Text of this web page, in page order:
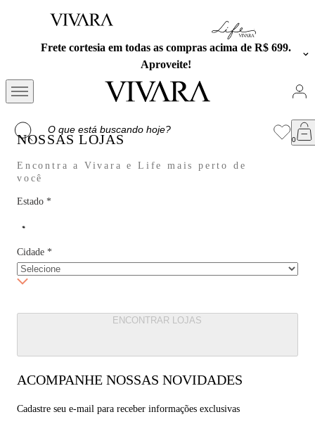
Frete cortesia em todas as compras acima de R$ 699.
Aproveite!
NOSSAS LOJAS
Encontra a Vivara e Life mais perto de
você
Estado *
Cidade *
ENCONTRAR LOJAS
ACOMPANHE NOSSAS NOVIDADES
Cadastre seu e-mail para receber informações exclusivas